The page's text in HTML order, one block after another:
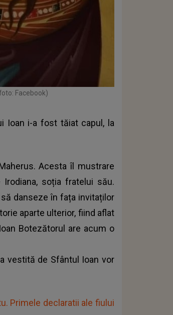
Facebook)
Ioan i-a fost tăiat capul, la
Acesta îl mustrare
soția fratelui său.
danseze în fața invitaților
aparte ulterior, fiind aflat
Botezătorul are acum o
vestită de Sfântul Ioan vor
Primele declaratii ale fiului